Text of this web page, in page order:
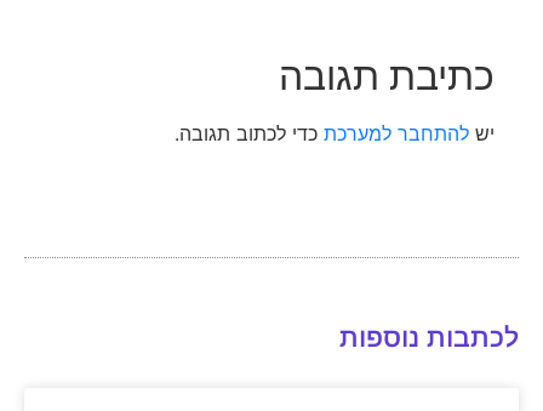
כתיבת תגובה
יש להתחבר למערכת כדי לכתוב תגובה.
לכתבות נוספות